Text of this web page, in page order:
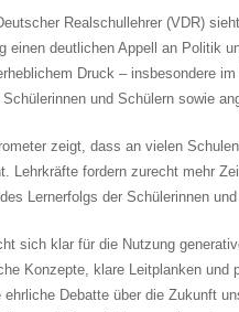
Realschullehrer (VDR)
einen deutlichen Appell an Politik
Druck – insbesondere
und Schülern sowie
zeigt, dass an vielen
Lehrkräfte fordern zurecht mehr
Lernerfolgs der Schülerinnen
sich klar für die Nutzung
Konzepte, klare Leitplanken und
ehrliche Debatte über die Zukunft